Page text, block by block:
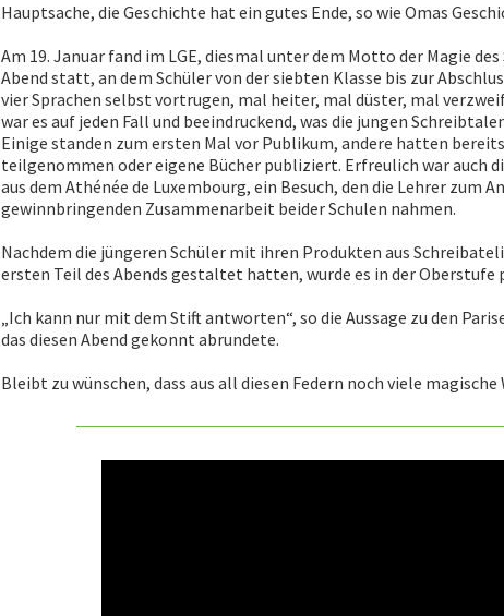
Hauptsache, die Geschichte hat ein gutes Ende, so wie Omas
Am 19. Januar fand im LGE, diesmal unter dem Motto der Magie
Abend statt, an dem Schüler von der siebten Klasse bis zur
vier Sprachen selbst vortrugen, mal heiter, mal düster, mal
war es auf jeden Fall und beeindruckend, was die jungen
Einige standen zum ersten Mal vor Publikum, andere hatten
teilgenommen oder eigene Bücher publiziert. Erfreulich war auch
aus dem Athénée de Luxembourg, ein Besuch, den die Lehrer zum
gewinnbringenden Zusammenarbeit beider Schulen nahmen.
Nachdem die jüngeren Schüler mit ihren Produkten aus
ersten Teil des Abends gestaltet hatten, wurde es in der Oberstufe
„Ich kann nur mit dem Stift antworten“, so die Aussage zu den
das diesen Abend gekonnt abrundete.
Bleibt zu wünschen, dass aus all diesen Federn noch viele